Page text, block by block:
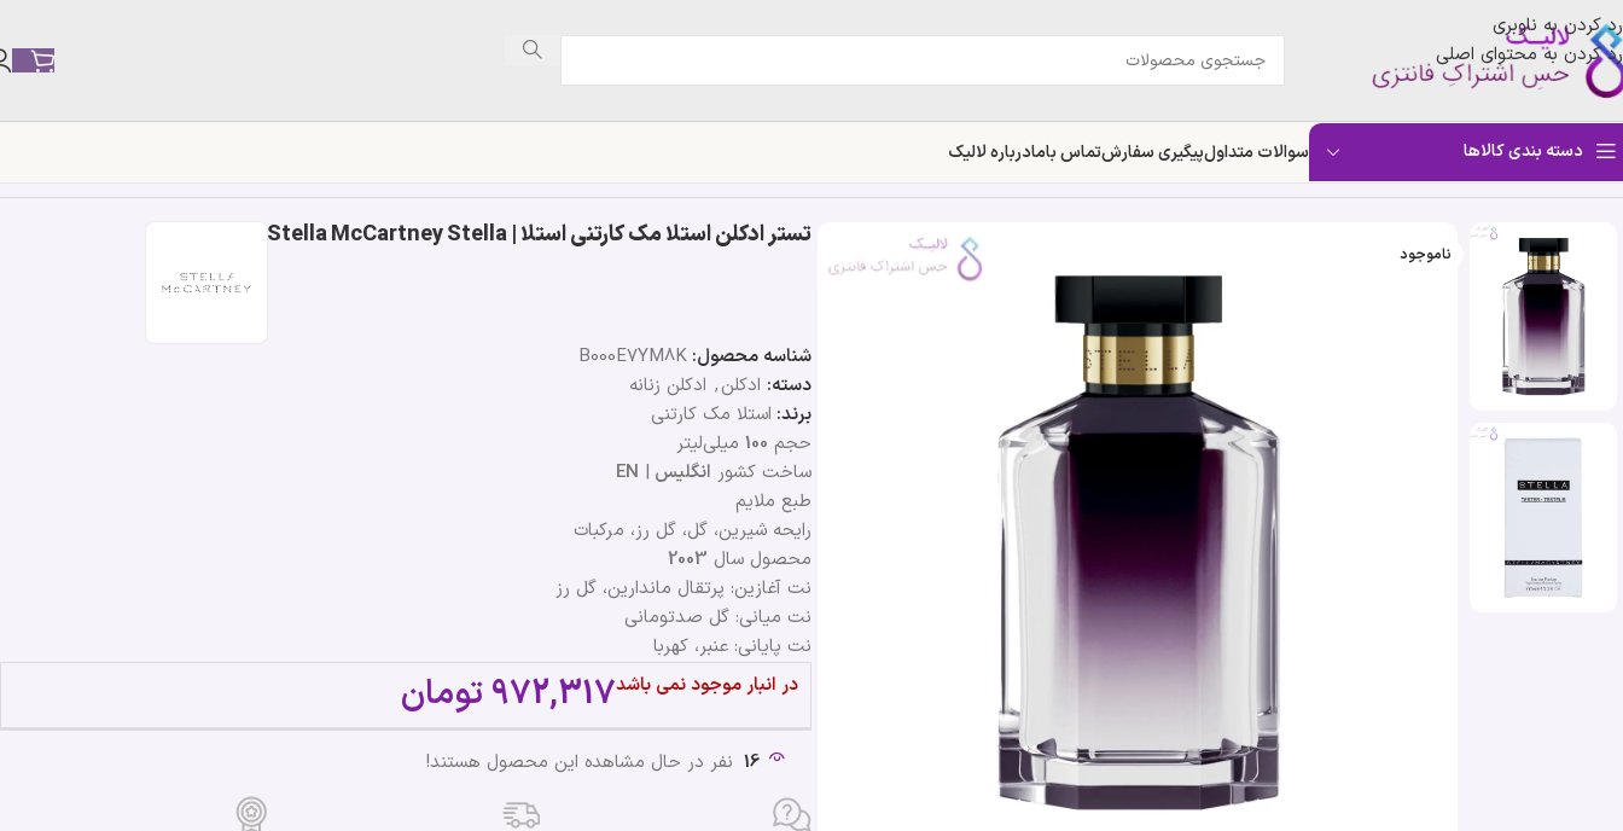
رد کردن به ناوبری
رد کردن به محتوای اصلی
دسته بندی کالاها سوالات متداولپیگیری سفارشتماس بامادرباره لالیک
خانه فروشگاه» تستر ادکلن استلا مک کارتنی استلا | Stella McCartney Stella
ناموجود
تستر ادکلن استلا مک کارتنی استلا | Stella McCartney Stella
شناسه محصول: B000E7YM8K
دسته: ادکلن, ادکلن زنانه
برند: استلا مک کارتنی
حجم 100 میلی‌لیتر
ساخت کشور انگلیس |
EN
طبع ملایم
رایحه شیرین، گل، گل رز، مرکبات
محصول سال 2003
نت آغازین: پرتقال ماندارین، گل رز
نت میانی: گل صدتومانی
نت پایانی: عنبر، کهربا
در انبار موجود نمی باشد972,317تومان
16 نفر در حال مشاهده این محصول هستند!